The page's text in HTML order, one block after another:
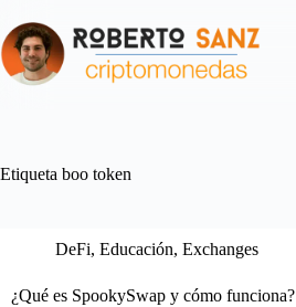
al
contenido
Etiqueta boo token
DeFi, Educación, Exchanges
¿Qué es SpookySwap y cómo funciona?